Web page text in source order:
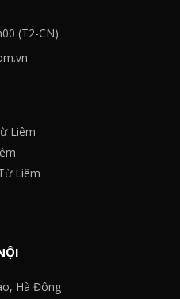
(T2-CN)
Liêm
Liêm
Hà Đông